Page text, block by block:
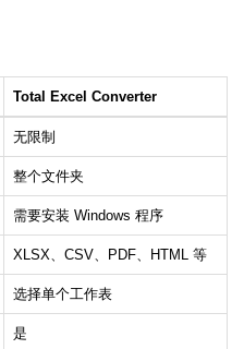
Total Excel Converter
无限制
整个文件夹
需要安装 Windows 程序
XLSX、CSV、PDF、HTML 等
选择单个工作表
是